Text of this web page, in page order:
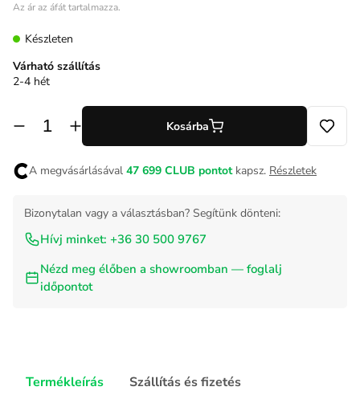
Az ár az áfát tartalmazza.
Készleten
Várható szállítás
2-4 hét
Kosárba
A megvásárlásával 47 699 CLUB pontot kapsz. Részletek
Bizonytalan vagy a választásban? Segítünk dönteni:
Hívj minket: +36 30 500 9767
Nézd meg élőben a showroomban — foglalj
időpontot
Termékleírás Szállítás és fizetés